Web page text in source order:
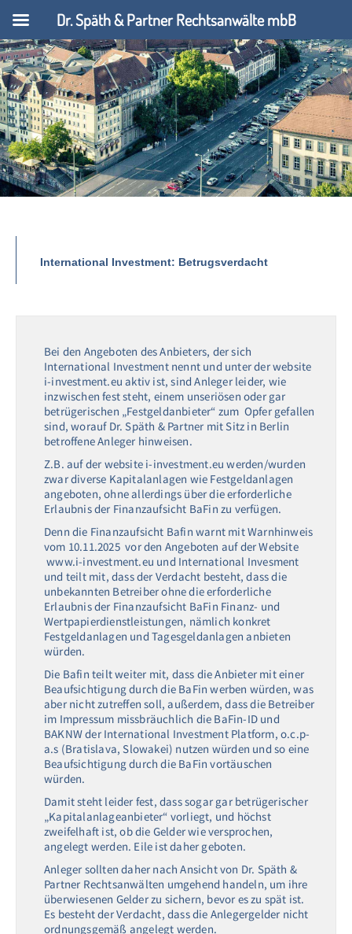
International Investment: Betrugsverdacht
Bei den Angeboten des Anbieters, der sich
International Investment nennt und unter der website
i-investment.eu aktiv ist, sind Anleger leider, wie
inzwischen fest steht, einem unseriösen oder gar
betrügerischen „Festgeldanbieter“ zum Opfer gefallen
sind, worauf Dr. Späth & Partner mit Sitz in Berlin
betroffene Anleger hinweisen.
Z.B. auf der website i-investment.eu werden/wurden
zwar diverse Kapitalanlagen wie Festgeldanlagen
angeboten, ohne allerdings über die erforderliche
Erlaubnis der Finanzaufsicht BaFin zu verfügen.
Denn die Finanzaufsicht Bafin warnt mit Warnhinweis
vom 10.11.2025 vor den Angeboten auf der Website
www.i-investment.eu und International Invesment
und teilt mit, dass der Verdacht besteht, dass die
unbekannten Betreiber ohne die erforderliche
Erlaubnis der Finanzaufsicht BaFin Finanz- und
Wertpapierdienstleistungen, nämlich konkret
Festgeldanlagen und Tagesgeldanlagen anbieten
würden.
Die Bafin teilt weiter mit, dass die Anbieter mit einer
Beaufsichtigung durch die BaFin werben würden, was
aber nicht zutreffen soll, außerdem, dass die Betreiber
im Impressum missbräuchlich die BaFin-ID und
BAKNW der International Investment Platform, o.c.p-
a.s (Bratislava, Slowakei) nutzen würden und so eine
Beaufsichtigung durch die BaFin vortäuschen
würden.
Damit steht leider fest, dass sogar gar betrügerischer
„Kapitalanlageanbieter“ vorliegt, und höchst
zweifelhaft ist, ob die Gelder wie versprochen,
angelegt werden. Eile ist daher geboten.
Anleger sollten daher nach Ansicht von Dr. Späth &
Partner Rechtsanwälten umgehend handeln, um ihre
überwiesenen Gelder zu sichern, bevor es zu spät ist.
Es besteht der Verdacht, dass die Anlegergelder nicht
ordnungsgemäß angelegt werden.
Dr. Späth & Partner Rechtsanwälte mbB